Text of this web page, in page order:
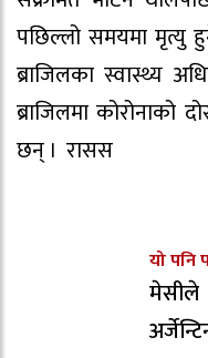
पछिल्लो समयमा मृत्यु
ब्राजिलका स्वास्थ्य
ब्राजिलमा
छन् । रासस
यो पनि
मेसीले